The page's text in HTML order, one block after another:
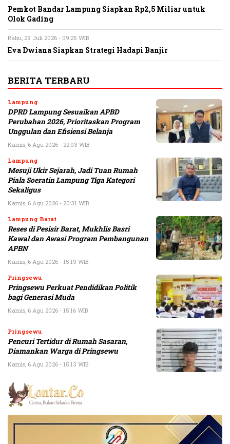
Pemkot Bandar Lampung Siapkan Rp2,5 Miliar untuk
Olok Gading
Rabu, 29 Juli 2026 - 09:25 WIB
Eva Dwiana Siapkan Strategi Hadapi Banjir
BERITA TERBARU
Lampung
DPRD Lampung Sesuaikan APBD
Perubahan 2026, Prioritaskan Program
Unggulan dan Efisiensi Belanja
Kamis, 6 Agu 2026 - 22:03 WIB
Lampung
Mesuji Ukir Sejarah, Jadi Tuan Rumah
Piala Soeratin Lampung Tiga Kategori
Sekaligus
Kamis, 6 Agu 2026 - 20:31 WIB
Lampung Barat
Reses di Pesisir Barat, Mukhlis Basri
Kawal dan Awasi Program Pembangunan
APBN
Kamis, 6 Agu 2026 - 15:19 WIB
Pringsewu
Pringsewu Perkuat Pendidikan Politik
bagi Generasi Muda
Kamis, 6 Agu 2026 - 15:16 WIB
Pringsewu
Pencuri Tertidur di Rumah Sasaran,
Diamankan Warga di Pringsewu
Kamis, 6 Agu 2026 - 15:13 WIB